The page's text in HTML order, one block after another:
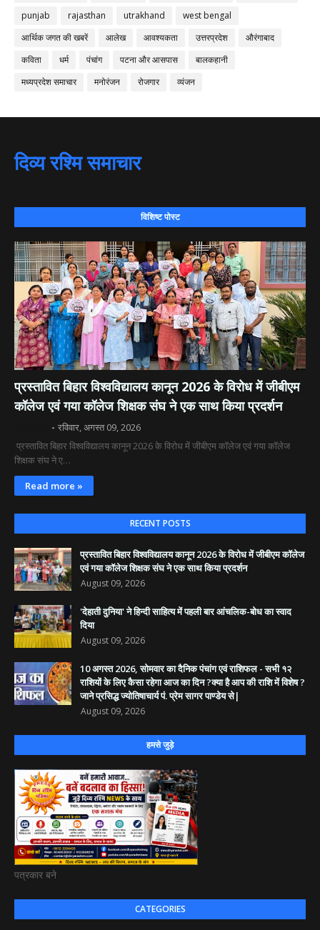
punjab
rajasthan utrakhand
west bengal
आर्थिक जगत की खबरें
आलेख आवश्यकता उत्तरप्रदेश
औरंगाबाद
कविता
धर्म पंचांग पटना और आसपास
बालकहानी
मध्यप्रदेश समाचार
मनोरंजन रोजगार व्यंजन
दिव्य रश्मि समाचार
विशिष्ट पोस्ट
​प्रस्तावित बिहार विश्वविद्यालय कानून 2026 के विरोध में जीबीएम
कॉलेज एवं गया कॉलेज शिक्षक संघ ने एक साथ किया प्रदर्शन
रविवार, अगस्त 09, 2026
​ प्रस्तावित बिहार विश्वविद्यालय कानून 2026 के विरोध में जीबीएम कॉलेज एवं गया कॉलेज
शिक्षक संघ ने ए…
Read more »
RECENT POSTS
​प्रस्तावित बिहार विश्वविद्यालय कानून 2026 के विरोध में जीबीएम कॉलेज
एवं गया कॉलेज शिक्षक संघ ने एक साथ किया प्रदर्शन
August 09, 2026
'देहाती दुनिया' ने हिन्दी साहित्य में पहली बार आंचलिक-बोध का स्वाद
दिया
August 09, 2026
10 अगस्त 2026, सोमवार का दैनिक पंचांग एवं राशिफल - सभी १२
राशियों के लिए कैसा रहेगा आज का दिन ?क्या है आप की राशि में विशेष ?
जाने प्रसिद्ध ज्योतिषाचार्य पं. प्रेम सागर पाण्डेय से|
August 09, 2026
हमसे जुड़े
पत्रकार बने
CATEGORIES